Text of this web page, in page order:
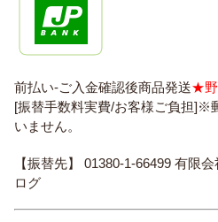
前払い-ご入金確認後商品発送★野
[振替手数料実費/お客様ご負担]※
いません。
【振替先】 01380-1-66499 有限
ログ